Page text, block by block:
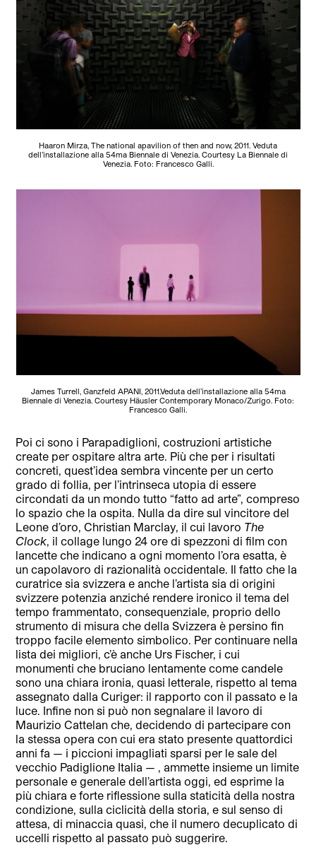
Haaron Mirza, The national apavilion of then and now, 2011. Veduta
dell’installazione alla 54ma Biennale di Venezia. Courtesy La Biennale di
Venezia. Foto: Francesco Galli.
James Turrell, Ganzfeld APANI, 2011.Veduta dell’installazione alla 54ma
Biennale di Venezia. Courtesy Häusler Contemporary Monaco/Zurigo. Foto:
Francesco Galli.
Poi ci sono i Parapadiglioni, costruzioni artistiche
create per ospitare altra arte. Più che per i risultati
concreti, quest’idea sembra vincente per un certo
grado di follia, per l’intrinseca utopia di essere
circondati da un mondo tutto “fatto ad arte”, compreso
lo spazio che la ospita. Nulla da dire sul vincitore del
Leone d’oro, Christian Marclay, il cui lavoro The
Clock, il collage lungo 24 ore di spezzoni di film con
lancette che indicano a ogni momento l’ora esatta, è
un capolavoro di razionalità occidentale. Il fatto che la
curatrice sia svizzera e anche l’artista sia di origini
svizzere potenzia anziché rendere ironico il tema del
tempo frammentato, consequenziale, proprio dello
strumento di misura che della Svizzera è persino fin
troppo facile elemento simbolico. Per continuare nella
lista dei migliori, c’è anche Urs Fischer, i cui
monumenti che bruciano lentamente come candele
sono una chiara ironia, quasi letterale, rispetto al tema
assegnato dalla Curiger: il rapporto con il passato e la
luce. Infine non si può non segnalare il lavoro di
Maurizio Cattelan che, decidendo di partecipare con
la stessa opera con cui era stato presente quattordici
anni fa — i piccioni impagliati sparsi per le sale del
vecchio Padiglione Italia — , ammette insieme un limite
personale e generale dell’artista oggi, ed esprime la
più chiara e forte riflessione sulla staticità della nostra
condizione, sulla ciclicità della storia, e sul senso di
attesa, di minaccia quasi, che il numero decuplicato di
uccelli rispetto al passato può suggerire.